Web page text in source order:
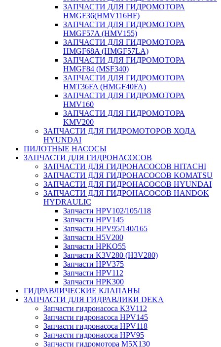
ЗАПЧАСТИ ДЛЯ ГИДРОМОТОРА
HMGF36(HMV116HF)
ЗАПЧАСТИ ДЛЯ ГИДРОМОТОРА
HMGF57A (HMV155)
ЗАПЧАСТИ ДЛЯ ГИДРОМОТОРА
HMGF68A (HMGF57LA)
ЗАПЧАСТИ ДЛЯ ГИДРОМОТОРА
HMGF84 (MSF340)
ЗАПЧАСТИ ДЛЯ ГИДРОМОТОРА
HMT36FA (HMGF40FA)
ЗАПЧАСТИ ДЛЯ ГИДРОМОТОРА
HMV160
ЗАПЧАСТИ ДЛЯ ГИДРОМОТОРА
KMV200
ЗАПЧАСТИ ДЛЯ ГИДРОМОТОРОВ ХОДА
HYUNDAI
ПИЛОТНЫЕ НАСОСЫ
ЗАПЧАСТИ ДЛЯ ГИДРОНАСОСОВ
ЗАПЧАСТИ ДЛЯ ГИДРОНАСОСОВ HITACHI
ЗАПЧАСТИ ДЛЯ ГИДРОНАСОСОВ KOMATSU
ЗАПЧАСТИ ДЛЯ ГИДРОНАСОСОВ HYUNDAI
ЗАПЧАСТИ ДЛЯ ГИДРОНАСОСОВ HANDOK
HYDRAULIC
Запчасти HPV102/105/118
Запчасти HPV145
Запчасти HPV95/140/165
Запчасти H5V200
Запчасти HPKO55
Запчасти K3V280 (H3V280)
Запчасти HPV375
Запчасти HPV112
Запчасти HPK300
ГИДРАВЛИЧЕСКИЕ КЛАПАНЫ
ЗАПЧАСТИ ДЛЯ ГИДРАВЛИКИ DEKA
Запчасти гидронасоса K3V112
Запчасти гидронасоса HPV145
Запчасти гидронасоса HPV118
Запчасти гидронасоса HPV95
Запчасти гидромотора M5X130